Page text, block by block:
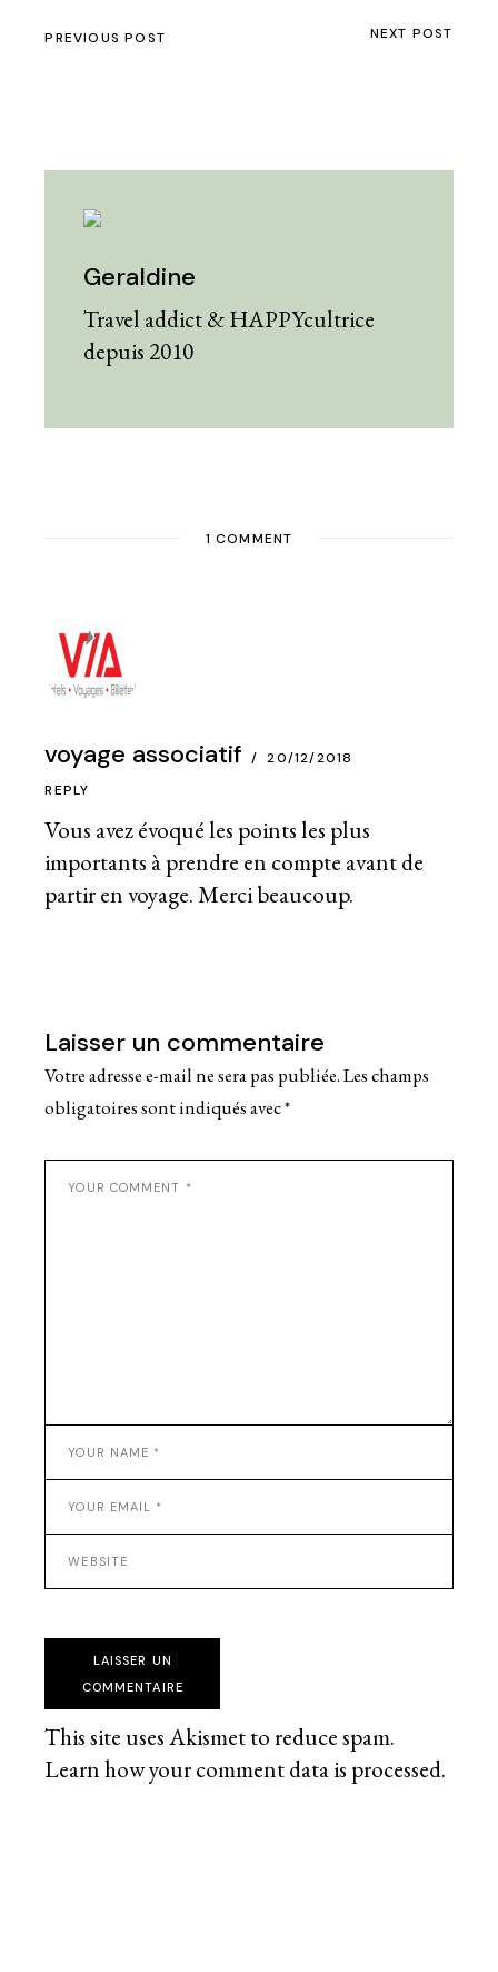
PREVIOUS POST NEXT POST
Geraldine
Travel addict & HAPPYcultrice
depuis 2010
1 COMMENT
voyage associatif 20/12/2018
Vous avez évoqué les points les plus
importants à prendre en compte avant de
partir en voyage. Merci beaucoup.
REPLY
Laisser un commentaire
Votre adresse e-mail ne sera pas publiée.Les champs
obligatoires sont indiqués avec*
LAISSER UN
COMMENTAIRE
This site uses Akismet to reduce spam.
Learn how your comment data is processed.